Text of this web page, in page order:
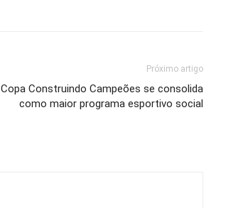
Próximo artigo
Copa Construindo Campeões se consolida
como maior programa esportivo social